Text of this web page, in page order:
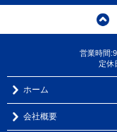
営業時間
定休
ホーム
会社概要